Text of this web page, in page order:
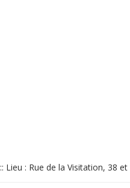
:: Lieu : Rue de la Visitation, 38